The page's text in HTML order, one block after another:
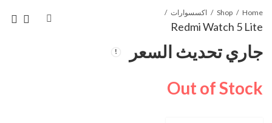
Home
Shop اكسسوارات
Redmi Watch 5 Lite
جاري تحديث السعر
Out of Stock